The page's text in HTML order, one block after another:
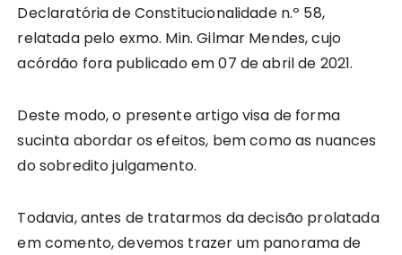
Declaratória de Constitucionalidade n.º 58,
relatada pelo exmo. Min. Gilmar Mendes, cujo
acórdão fora publicado em 07 de abril de 2021.
Deste modo, o presente artigo visa de forma
sucinta abordar os efeitos, bem como as nuances
do sobredito julgamento.
Todavia, antes de tratarmos da decisão prolatada
em comento, devemos trazer um panorama de